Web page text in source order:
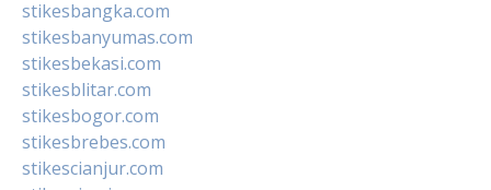
stikesbangka.com
stikesbanyumas.com
stikesbekasi.com
stikesblitar.com
stikesbogor.com
stikesbrebes.com
stikescianjur.com